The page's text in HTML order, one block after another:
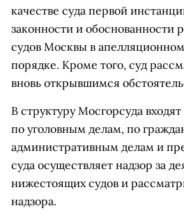
качестве суда первой
законности и
судов Москвы в
порядке. Кроме того, суд
вновь открывшимся
В структуру Мосгорсуда
по уголовным делам, по
административным делам и
суда осуществляет надзор за
нижестоящих судов и
надзора.